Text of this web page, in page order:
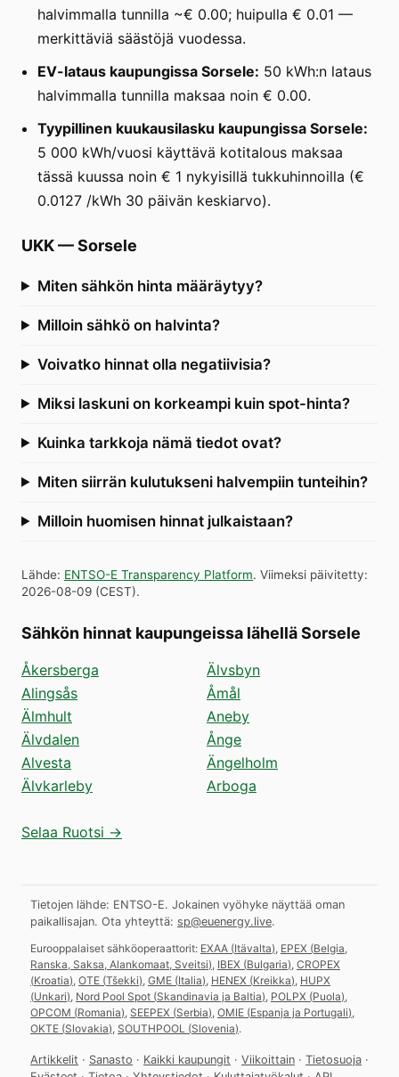
halvimmalla tunnilla ~€ 0.00; huipulla € 0.01 —
merkittäviä säästöjä vuodessa.
EV-lataus kaupungissa Sorsele: 50 kWh:n lataus
halvimmalla tunnilla maksaa noin € 0.00.
Tyypillinen kuukausilasku kaupungissa Sorsele:
5 000 kWh/vuosi käyttävä kotitalous maksaa
tässä kuussa noin € 1 nykyisillä tukkuhinnoilla (€
0.0127 /kWh 30 päivän keskiarvo).
UKK—Sorsele
Miten sähkön hinta määräytyy?
Milloin sähkö on halvinta?
Voivatko hinnat olla negatiivisia?
Miksi laskuni on korkeampi kuin spot-hinta?
Kuinka tarkkoja nämä tiedot ovat?
Miten siirrän kulutukseni halvempiin tunteihin?
Milloin huomisen hinnat julkaistaan?
Lähde: ENTSO-E Transparency Platform. Viimeksi päivitetty:
2026-08-09 (CEST).
Sähkön hinnat kaupungeissa lähellä Sorsele
Åkersberga
Alingsås
Älmhult
Älvdalen
Alvesta
Älvkarleby
Älvsbyn
Åmål
Aneby
Ånge
Ängelholm
Arboga
Selaa Ruotsi →
Tietojen lähde: ENTSO-E. Jokainen vyöhyke näyttää oman
paikallisajan. Ota yhteyttä: sp@euenergy.live.
Eurooppalaiset sähköoperaattorit: EXAA (Itävalta) EPEX (Belgia,
Ranska, Saksa, Alankomaat, Sveitsi) IBEX (Bulgaria) CROPEX
(Kroatia) OTE (Tšekki) GME (Italia) HENEX (Kreikka) HUPX
(Unkari) Nord Pool Spot (Skandinavia ja Baltia) POLPX (Puola)
OPCOM (Romania) SEEPEX (Serbia) OMIE (Espanja ja Portugali)
OKTE (Slovakia) SOUTHPOOL (Slovenia).
Artikkelit · Sanasto · Kaikki kaupungit · Viikoittain · Tietosuoja ·